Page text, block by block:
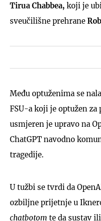
Tirua Chabbea, koji je
sveučilišne prehrane
Među optuženima se
FSU-a koji je optužen
usmjeren je upravo na
ChatGPT navodno
tragedije.
U tužbi se tvrdi da
ozbiljne prijetnje u
chatbotom te da sustav